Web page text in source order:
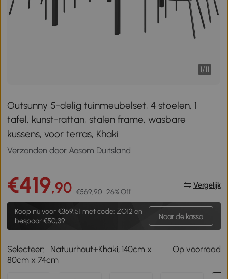
1/11
Outsunny 5-delig tuinmeubelset, 4 stoelen, 1
tafel, kunst-rattan, stalen frame, wasbare
kussens, voor terras, Khaki
Verzonden door Aosom Duitsland
€419,90 €569,90 26% Off
Vergelijk
Koop nu voor €369,51 met code: ZO12 en
bespaar €50,39
Naar de kassa
Selecteer:
Natuurhout+Khaki, 140cm x
80cm x 74cm
Op voorraad